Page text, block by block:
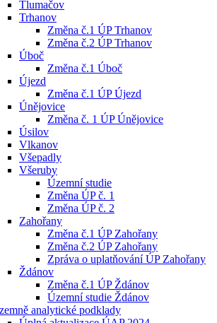
Tlumačov
Trhanov
Změna č.1 ÚP Trhanov
Změna č.2 ÚP Trhanov
Úboč
Změna č.1 Úboč
Újezd
Změna č.1 ÚP Újezd
Únějovice
Změna č. 1 ÚP Únějovice
Úsilov
Vlkanov
Všepadly
Všeruby
Územní studie
Změna ÚP č. 1
Změna ÚP č. 2
Zahořany
Změna č.1 ÚP Zahořany
Změna č.2 ÚP Zahořany
Zpráva o uplatňování ÚP Zahořany
Ždánov
Změna č.1 ÚP Ždánov
Územní studie Ždánov
analytické podklady